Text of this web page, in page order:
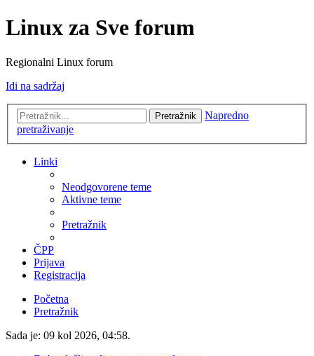
Linux za Sve forum
Regionalni Linux forum
Idi na sadržaj
Pretražnik
Napredno
pretraživanje
Linki
Neodgovorene teme
Aktivne teme
Pretražnik
ČPP
Prijava
Registracija
Početna
Pretražnik
Sada je: 09 kol 2026, 04:58.